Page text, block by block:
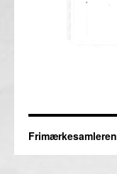
Frimærkesamleren